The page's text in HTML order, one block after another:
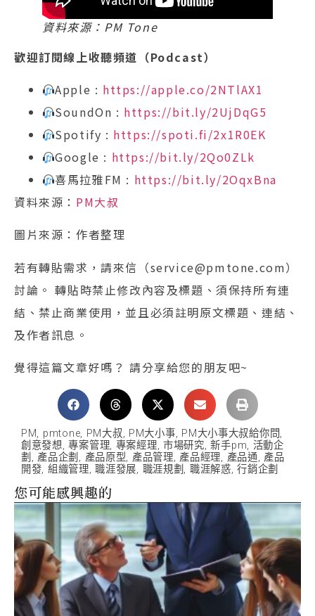
資料來源：PM Tone
歡迎訂閱線上收聽頻道（Podcast）
Apple : https://apple.co/2NTlAX1
SoundOn : https://bit.ly/2UjDqG5
Spotify : https://spoti.fi/2x1R0EK
Google : https://bit.ly/2Qo0ZLk
喜馬拉雅FM : https://bit.ly/2OqxBna
資料來源： PM大叔
圖片來源：作者整理
若有轉貼需求，請來信（service@pmtone.com）
討論。 轉貼時禁止修改內容及標題、須保持所有連
結、禁止商業使用，並且必須註明原文標題、連結、
及作者訊息。
覺得這篇文章好嗎？ 請分享給您的朋友吧~
PM, pmtone, PM大叔, PM大小事, PM大小事大叔給你問,
創意發想,專案管理, 專案經理,市場研究,新手pm, 活動企
劃 , 產品企劃 , 產品原型, 產品管理, 產品經理, 產品通, 產品
開發, 組織管理,職涯發展, 職涯規劃 , 職涯解惑,行銷企劃
您可能感興趣的